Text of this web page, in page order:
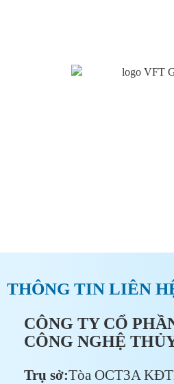
THÔNG TIN LIÊN
CÔNG TY CỔ
CÔNG NGHỆ
Trụ sở:Tòa OCT3A